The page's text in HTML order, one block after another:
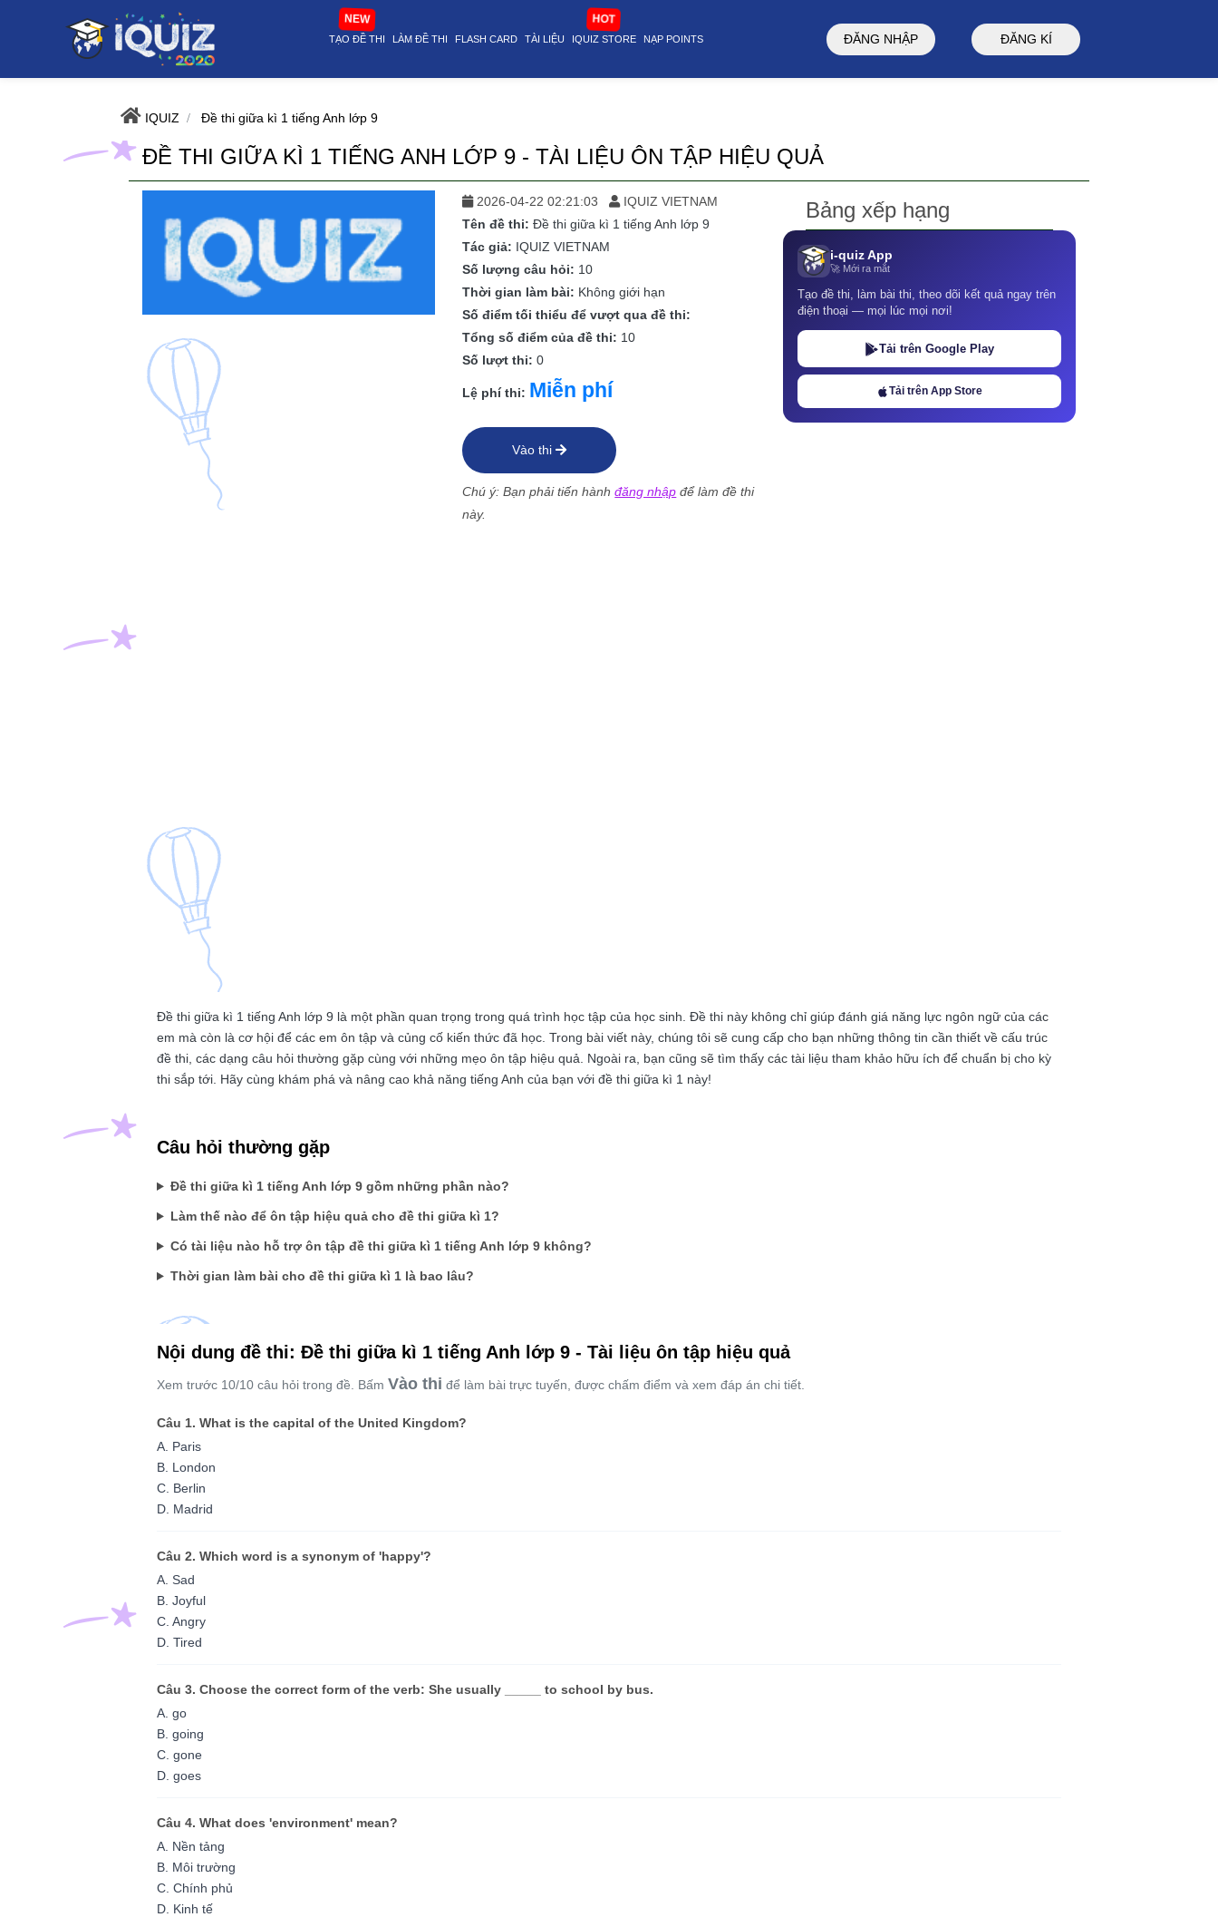
Đề thi giữa kì 1 tiếng Anh lớp 9 - Tài liệu ôn tập hiệu quả | i-quiz.vn@stop article@stop
TẠO ĐỀ THI
NEW
LÀM ĐỀ THI FLASH CARD TÀI LIỆU IQUIZ STORE
HOT
NẠP POINTS ĐĂNG NHẬP ĐĂNG KÍ
IQUIZ Đề thi giữa kì 1 tiếng Anh lớp 9
ĐỀ THI GIỮA KÌ 1 TIẾNG ANH LỚP 9 - TÀI LIỆU ÔN TẬP HIỆU QUẢ
2026-04-22 02:21:03
IQUIZ VIETNAM
Tên đề thi:Đề thi giữa kì 1 tiếng Anh lớp 9
Tác giả: IQUIZ VIETNAM
Số lượng câu hỏi: 10
Thời gian làm bài: Không giới hạn
Số điểm tối thiểu để vượt qua đề thi:
Tổng số điểm của đề thi: 10
Số lượt thi:0
Lệ phí thi: Miễn phí
Vào thi
Chú ý: Bạn phải tiến hànhđăng nhập để làm đề thi
này.
Bảng xếp hạng
i-quiz App
🚀 Mới ra mắt
Tạo đề thi, làm bài thi, theo dõi kết quả ngay trên
điện thoại — mọi lúc mọi nơi!
Tải trên Google Play
Tải trên App Store
Đề thi giữa kì 1 tiếng Anh lớp 9 là một phần quan trọng trong quá trình học tập của học sinh. Đề thi này không chỉ giúp đánh giá năng lực ngôn ngữ của các
em mà còn là cơ hội để các em ôn tập và củng cố kiến thức đã học. Trong bài viết này, chúng tôi sẽ cung cấp cho bạn những thông tin cần thiết về cấu trúc
đề thi, các dạng câu hỏi thường gặp cùng với những mẹo ôn tập hiệu quả. Ngoài ra, bạn cũng sẽ tìm thấy các tài liệu tham khảo hữu ích để chuẩn bị cho kỳ
thi sắp tới. Hãy cùng khám phá và nâng cao khả năng tiếng Anh của bạn với đề thi giữa kì 1 này!
Câu hỏi thường gặp
Đề thi giữa kì 1 tiếng Anh lớp 9 gồm những phần nào?
Làm thế nào để ôn tập hiệu quả cho đề thi giữa kì 1?
Có tài liệu nào hỗ trợ ôn tập đề thi giữa kì 1 tiếng Anh lớp 9 không?
Thời gian làm bài cho đề thi giữa kì 1 là bao lâu?
Nội dung đề thi: Đề thi giữa kì 1 tiếng Anh lớp 9 - Tài liệu ôn tập hiệu quả
Xem trước 10/10 câu hỏi trong đề. Bấm Vào thi để làm bài trực tuyến, được chấm điểm và xem đáp án chi tiết.
Câu 1. What is the capital of the United Kingdom?
A. Paris
B. London
C. Berlin
D. Madrid
Câu 2. Which word is a synonym of 'happy'?
A. Sad
B. Joyful
C. Angry
D. Tired
Câu 3. Choose the correct form of the verb: She usually _____ to school by bus.
A. go
B. going
C. gone
D. goes
Câu 4. What does 'environment' mean?
A. Nền tảng
B. Môi trường
C. Chính phủ
D. Kinh tế